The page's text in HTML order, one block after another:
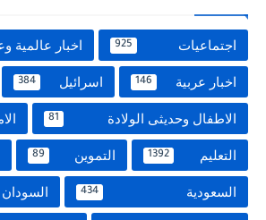
اجتماعيات 925 اخبار عالمية
اخبار عربية 146 اسرائيل 384
الاطفال وحديثى الولادة 81
التعليم 1392 التموين 89
السعودية 434 السودان